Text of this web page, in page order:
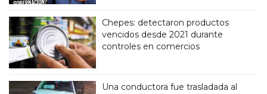
Chepes: detectaron productos
vencidos desde 2021 durante
controles en comercios
Una conductora fue trasladada al